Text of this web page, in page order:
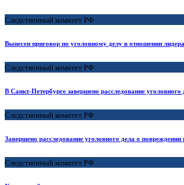
Следственный комитет РФ
Вынесен приговор по уголовному делу в отношении
Следственный комитет РФ
В Санкт-Петербурге завершено расследование
Следственный комитет РФ
Завершено расследование уголовного дела о
Следственный комитет РФ